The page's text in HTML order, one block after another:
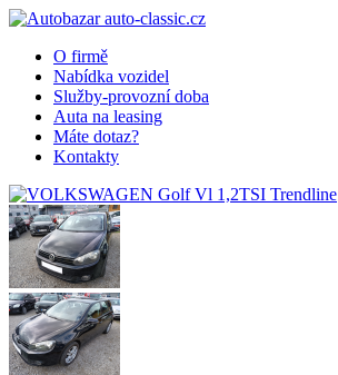
O firmě
Nabídka vozidel
Služby-provozní doba
Auta na leasing
Máte dotaz?
Kontakty